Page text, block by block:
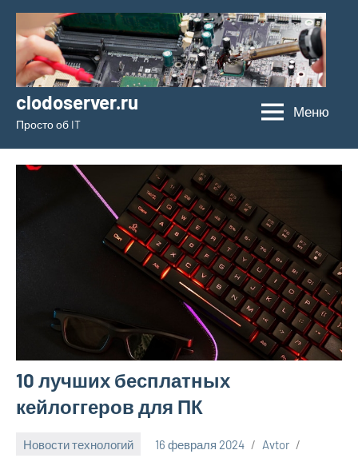
Перейти
содержимому
clodoserver.ru
Просто об IT
Меню
10 лучших бесплатных
кейлоггеров для ПК
Новости технологий 16 февраля 2024
Avtor